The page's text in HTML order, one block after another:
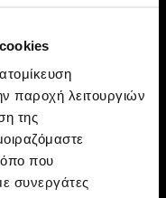
παροχή λειτουργιών
της
που
συνεργάτες
του